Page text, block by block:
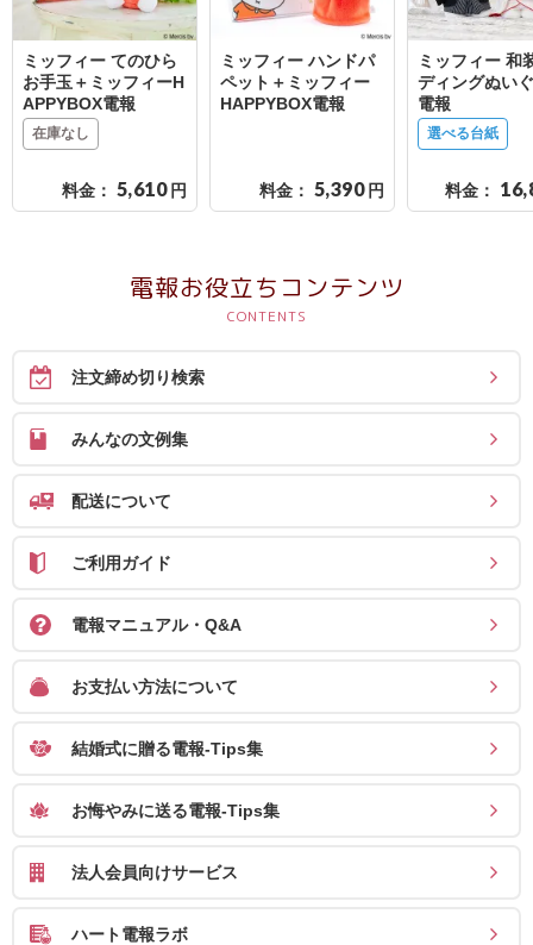
ミッフィー てのひら
お手玉＋ミッフィーH
APPYBOX電報
在庫なし
料金： 5,610 円
ミッフィー ハンドパ
ペット＋ミッフィー
HAPPYBOX電報
料金： 5,390 円
ミッフィー 和
ディングぬい
電報
選べる台紙
料金：
電報お役立ちコンテンツ
注文締め切り検索
みんなの文例集
配送について
ご利用ガイド
電報マニュアル・Q&A
お支払い方法について
結婚式に贈る電報-Tips集
お悔やみに送る電報-Tips集
法人会員向けサービス
ハート電報ラボ